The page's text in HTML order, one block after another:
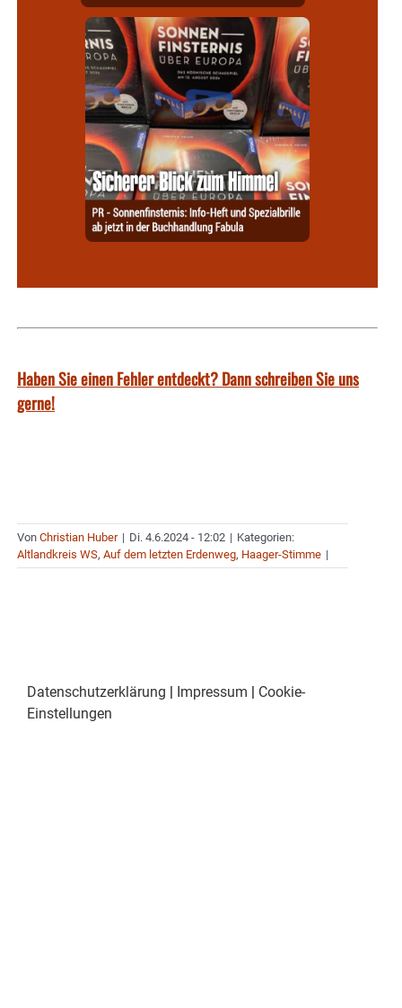
Haben Sie einen Fehler entdeckt? Dann schreiben Sie uns
gerne!
Von Christian Huber | Di. 4.6.2024 - 12:02 | Kategorien:
Altlandkreis WS, Auf dem letzten Erdenweg, Haager-Stimme |
Datenschutzerklärung | Impressum | Cookie-
Einstellungen